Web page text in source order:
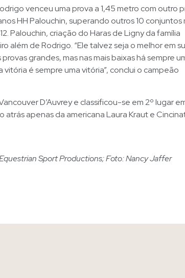
venceu uma prova a 1,45 metro com outro
HH Palouchin, superando outros 10 conjuntos
Palouchin, criação do Haras de Ligny da família
além de Rodrigo. “Ele talvez seja o melhor em
grandes, mas nas mais baixas há sempre
vitória é sempre uma vitória”, conclui o campeão
D’Auvrey e classificou-se em 2º lugar
atrás apenas da americana Laura Kraut e
Sport Productions; Foto: Nancy Jaffer